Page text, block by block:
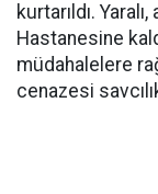
kurtarıldı.
Hastanesine
müdahalelere
cenazesi